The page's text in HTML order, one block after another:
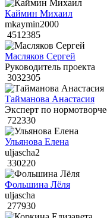
Каймин Михаил
mkaymin2000
4512385
Масляков Сергей
Руководитель проекта
3032305
Тайманова Анастасия
Эксперт по
722330
Ульянова Елена
uljascha2
330220
Фольшина Лёля
uljascha
277930